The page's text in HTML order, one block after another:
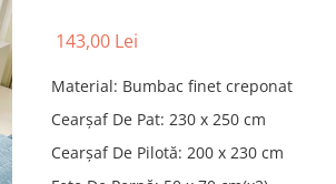
143,00 Lei
Material: Bumbac finet creponat
Cearșaf De Pat: 230 x 250 cm
Cearșaf De Pilotă: 200 x 230 cm